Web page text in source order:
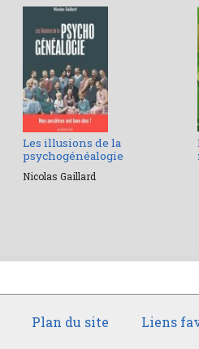
Les illusions de la
psychogénéalogie
Nicolas Gaillard
Plan du site Liens